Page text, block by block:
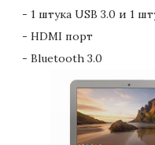
- 1 штука USB 3.0 и 1
- HDMI порт
- Bluetooth 3.0